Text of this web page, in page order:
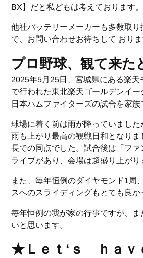
BX】 だと私どもは考えております。
他社バッテリーメーカーも多数取
で、お問い合わせお待ちして おりま
プロ野球、観て来た
2025年5月25日、宮城県にある楽天
で行われた東北楽天ゴールデンイ
日本ハムファイターズの試合を家族
球場に着く前は雨が降っていまし
雨も上がり最高の観戦日和となり
長での同点でした。試合後は「フ
ライブがあり、会場は超盛り上がり
また、毎年恒例のダイヤモンド1周
スへのスライディングもとても良か
毎年恒例の我が家の行事ですが、ま
いと思います。
★Ｌｅｔ‘ｓ ｈａ